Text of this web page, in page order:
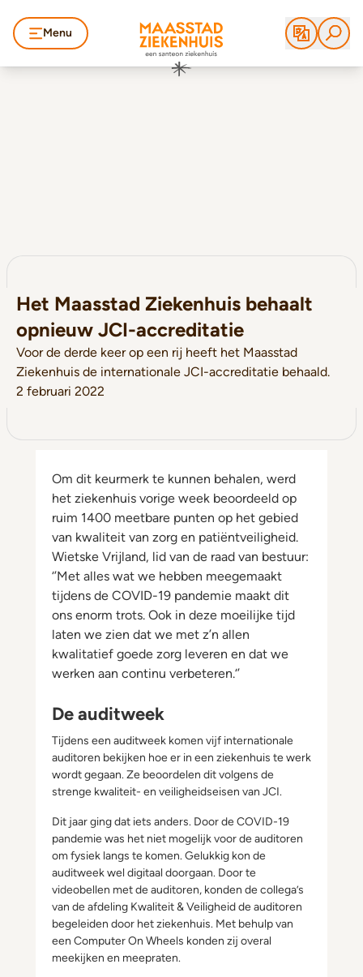
Menu
Het Maasstad Ziekenhuis behaalt
opnieuw JCI-accreditatie
Voor de derde keer op een rij heeft het Maasstad
Ziekenhuis de internationale JCI-accreditatie behaald.
2 februari 2022
Om dit keurmerk te kunnen behalen, werd
het ziekenhuis vorige week beoordeeld op
ruim 1400 meetbare punten op het gebied
van kwaliteit van zorg en patiëntveiligheid.
Wietske Vrijland, lid van de raad van bestuur:
‘’Met alles wat we hebben meegemaakt
tijdens de COVID-19 pandemie maakt dit
ons enorm trots. Ook in deze moeilijke tijd
laten we zien dat we met z’n allen
kwalitatief goede zorg leveren en dat we
werken aan continu verbeteren.‘’
De auditweek
Tijdens een auditweek komen vijf internationale
auditoren bekijken hoe er in een ziekenhuis te werk
wordt gegaan. Ze beoordelen dit volgens de
strenge kwaliteit- en veiligheidseisen van JCI.
Dit jaar ging dat iets anders. Door de COVID-19
pandemie was het niet mogelijk voor de auditoren
om fysiek langs te komen. Gelukkig kon de
auditweek wel digitaal doorgaan. Door te
videobellen met de auditoren, konden de collega’s
van de afdeling Kwaliteit & Veiligheid de auditoren
begeleiden door het ziekenhuis. Met behulp van
een Computer On Wheels konden zij overal
meekijken en meepraten.